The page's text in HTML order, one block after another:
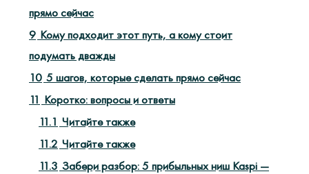
прямо сейчас
9 Кому подходит этот путь, а кому стоит
подумать дважды
10 5 шагов, которые сделать прямо сейчас
11 Коротко: вопросы и ответы
11.1 Читайте также
11.2 Читайте также
11.3 Забери разбор: 5 прибыльных ниш Kaspi —